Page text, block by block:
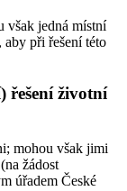
však jedná místní
při řešení této
řešení životní
mohou však jimi
žádost
úřadem České